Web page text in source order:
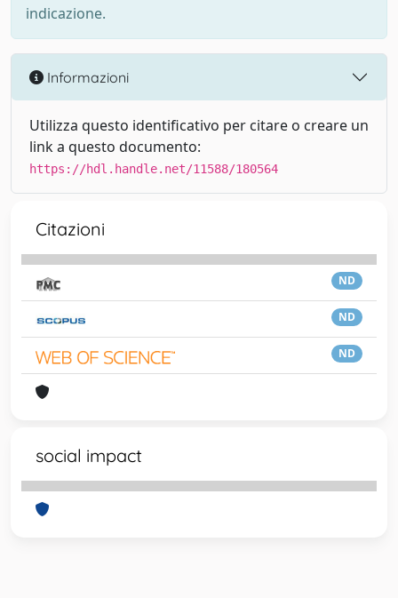
indicazione.
Informazioni
Utilizza questo identificativo per citare o creare un
link a questo documento:
https://hdl.handle.net/11588/180564
Citazioni
ND
ND
ND
social impact